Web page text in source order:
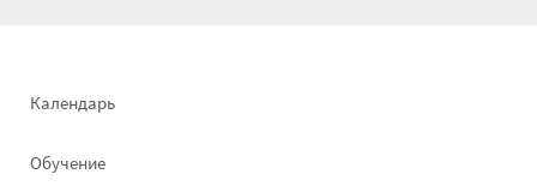
Footer
Календарь
Обучение